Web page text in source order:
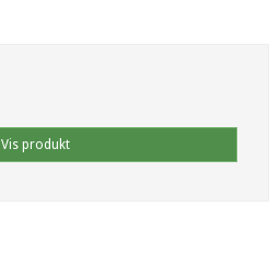
Vis produkt